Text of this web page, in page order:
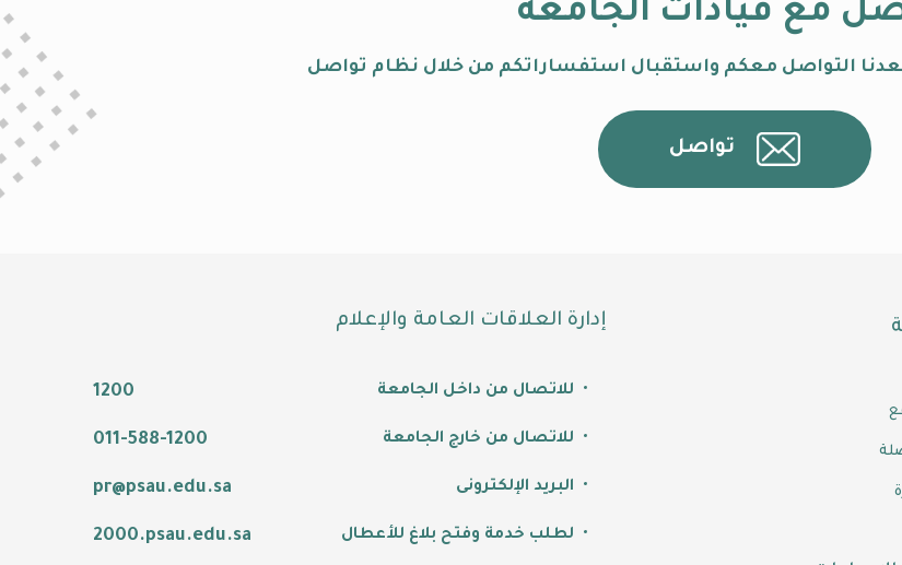
مع قيادات الجامعة
التواصل معكم واستقبال استفساراتكم من خلال نظام تواصل
تواصل
إدارة العلاقات العامة والإعلام
للاتصال من داخل الجامعة 1200
للاتصال من خارج الجامعة 011-588-1200
البريد الإلكترونى pr@psau.edu.sa
لطلب خدمة وفتح بلاغ للأعطال 2000.psau.edu.sa